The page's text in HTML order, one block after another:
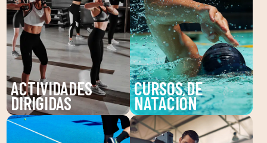
ACTIVIDADES
DIRIGIDAS
Descubre nuestras
actividades dirigidas en
CURSOS DE
NATACIÓN
Mejora tu técnica y
disfruta de nuestras